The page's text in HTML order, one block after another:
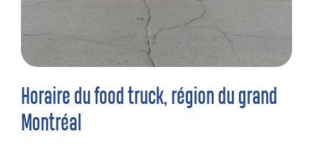
Horaire du food truck, région du grand
Montréal